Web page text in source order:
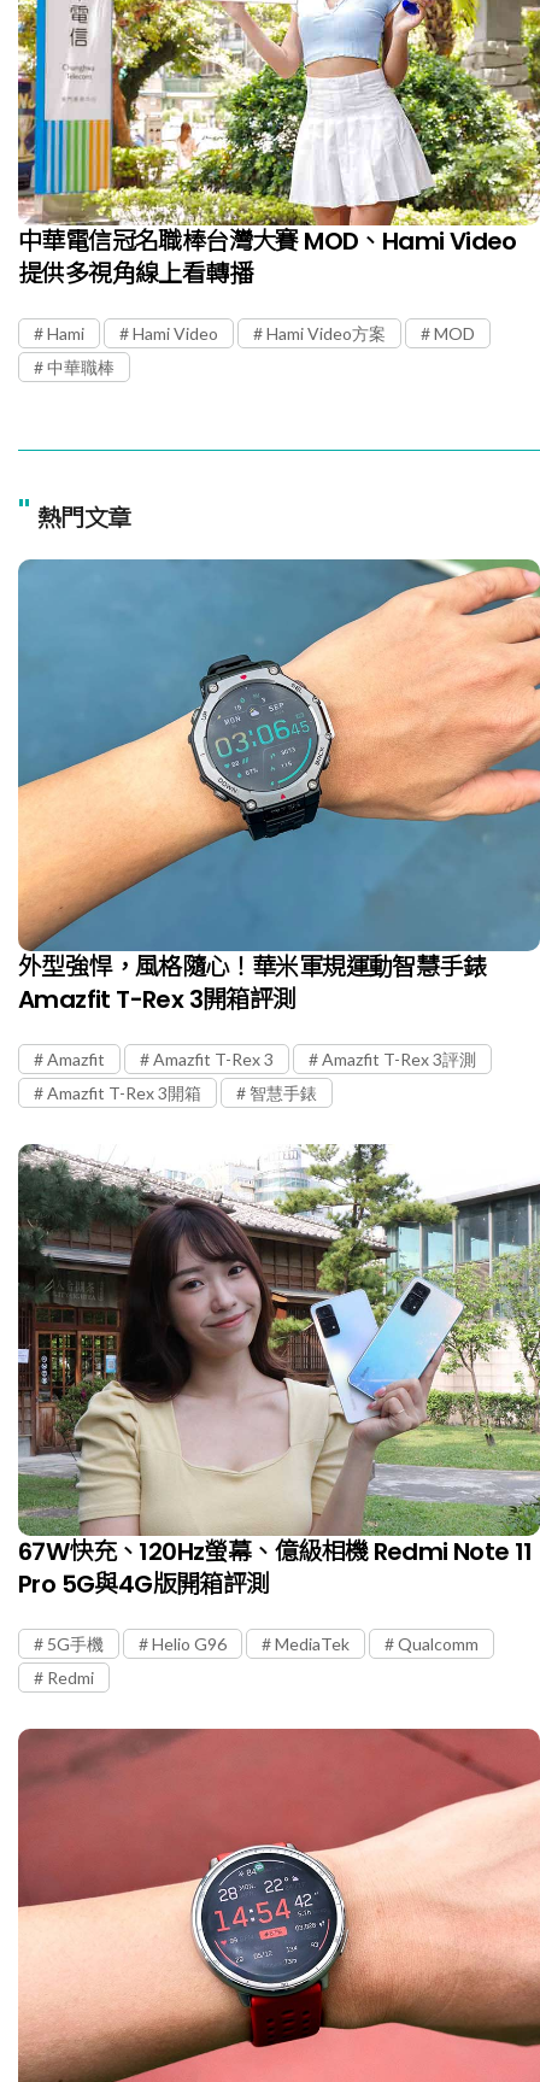
中華電信冠名職棒台灣大賽 MOD、Hami Video
提供多視角線上看轉播
Hami Hami Video Hami Video方案
MOD
中華職棒
" 熱門文章
外型強悍，風格隨心！華米軍規運動智慧手錶
Amazfit T-Rex 3開箱評測
Amazfit Amazfit T-Rex 3
Amazfit T-Rex 3評測
Amazfit T-Rex 3開箱
智慧手錶
67W快充、120Hz螢幕、億級相機 Redmi Note 11
Pro 5G與4G版開箱評測
5G手機 Helio G96 MediaTek
Qualcomm
Redmi